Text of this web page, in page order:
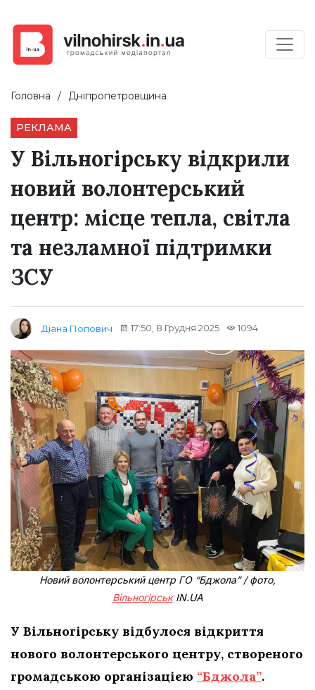
Головна Дніпропетровщина
РЕКЛАМА
У Вільногірську відкрили
новий волонтерський
центр: місце тепла, світла
та незламної підтримки
ЗСУ
Діана Попович 17:50, 8 Грудня 2025 1094
Новий волонтерський центр ГО “Бджола” / фото,
ВільногірськIN.UA
У Вільногірську відбулося відкриття
нового волонтерського центру, створеного
громадською організацією “Бджола”.